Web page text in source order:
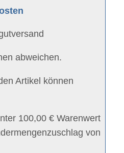
abweichen.
Artikel können
100,00 € Warenwert
von